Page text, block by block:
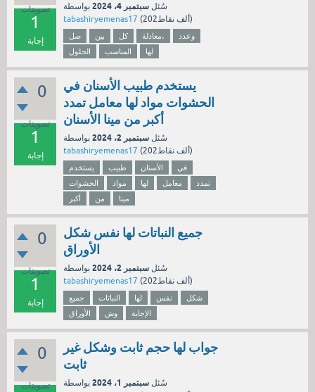
تصويتات
1
إجابة
سُئل سبتمبر 4، 2024
بواسطة
tabashiryemenas17 ( 202ألف نقاط)
صل بين كل معادلة،
وعدد
الحلول
المناسب لها
0
تصويتات
1
إجابة
يستخدم طبيب الأسنان في
الحشوات مواد لها معامل تمدد
أكبر من مينا الأسنان
سُئل سبتمبر 2، 2024
بواسطة
tabashiryemenas17 ( 202ألف نقاط)
يستخدم طبيب الأسنان
في
الحشوات
مواد لها معامل
تمدد
أكبر
من مينا
0
تصويتات
1
إجابة
جميع النباتات لها نفس شكل
الأوراق
سُئل سبتمبر 2، 2024
بواسطة
tabashiryemenas17 ( 202ألف نقاط)
جميع النباتات لها نفس
شكل
الأوراق
وش الإجابة
0
تصويتات
جواب لها حجم ثابت وشكل غير
ثابت
سُئل سبتمبر 1، 2024
بواسطة